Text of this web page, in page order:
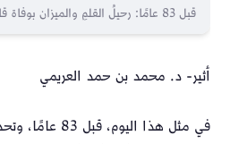
قبل 83 عامًا: رحيلُ القلمِ والميزان بوفاة قاضي القضاة
أثير- د. محمد بن حمد العريمي